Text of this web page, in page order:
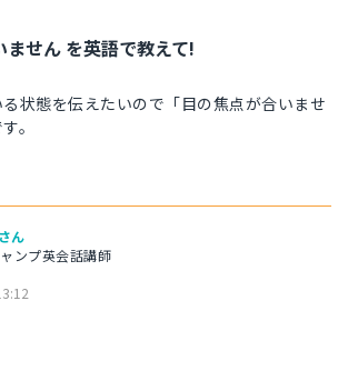
ません を英語で教えて!
状態を伝えたいので「目の焦点が合いませ
。
ん
ンプ英会話講師